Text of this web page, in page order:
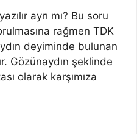
ayrı mı? Bu soru
rağmen TDK
deyiminde bulunan
Gözünaydın şeklinde
olarak karşımıza